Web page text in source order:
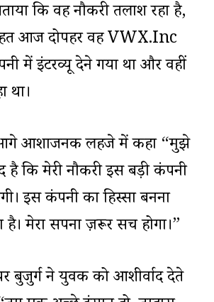
कि वह नौकरी तलाश रहा है,
आज दोपहर वह VWX.Inc
में इंटरव्यू देने गया था और वहीं
था।
आशाजनक लहजे में कहा “मुझे
है कि मेरी नौकरी इस बड़ी कंपनी
इस कंपनी का हिस्सा बनना
है। मेरा सपना ज़रूर सच होगा।”
बुजुर्ग ने युवक को आशीर्वाद देते